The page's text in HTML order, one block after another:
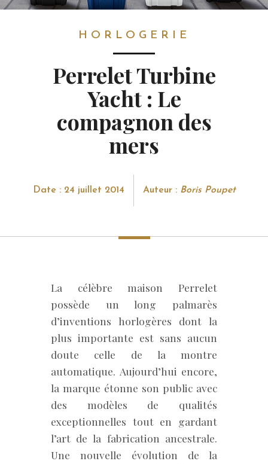
HORLOGERIE
Perrelet Turbine
Yacht : Le
compagnon des
mers
Date : 24 juillet 2014 Auteur : Boris Poupet
La célèbre maison Perrelet
possède un long palmarès
d’inventions horlogères dont la
plus importante est sans aucun
doute celle de la montre
automatique. Aujourd’hui encore,
la marque étonne son public avec
des modèles de qualités
exceptionnelles tout en gardant
l’art de la fabrication ancestrale.
Une nouvelle évolution de la